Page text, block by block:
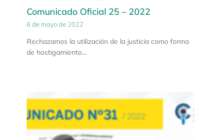
Comunicado Oficial 25 – 2022
6 de mayo de 2022
Rechazamos la utilización de la justicia como forma
de hostigamiento…